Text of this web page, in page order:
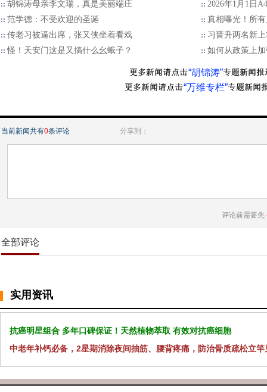
胡锦涛母亲李文瑞，真是美丽端庄
2026年1月1日
范学德：不受欢迎的圣诞
真相曝光！所
传老习被逼出席，张又侠坐着看戏
习晋升两名新
怪！天安门这是又搞什么幺蛾子？
如何从政策上
“胡锦涛”
“万维专栏”
当前新闻共有0条评论 分享到：
评论前需要先
全部评论
实用资讯
抗癌明星组合 多年口碑保证！天然植物萃取 有效对抗癌细胞
中老年补钙必备，2星期消除夜间抽筋、腰背疼痛，防治骨质疏松立竿